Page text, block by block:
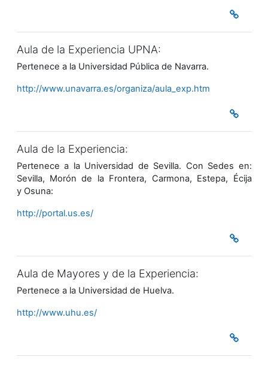
Aula de la Experiencia UPNA:
Pertenece a la Universidad Pública de Navarra.
http://www.unavarra.es/organiza/aula_exp.htm
Aula de la Experiencia:
Pertenece a la Universidad de Sevilla. Con Sedes en:
Sevilla, Morón de la Frontera, Carmona, Estepa, Écija
y Osuna:
http://portal.us.es/
Aula de Mayores y de la Experiencia:
Pertenece a la Universidad de Huelva.
http://www.uhu.es/